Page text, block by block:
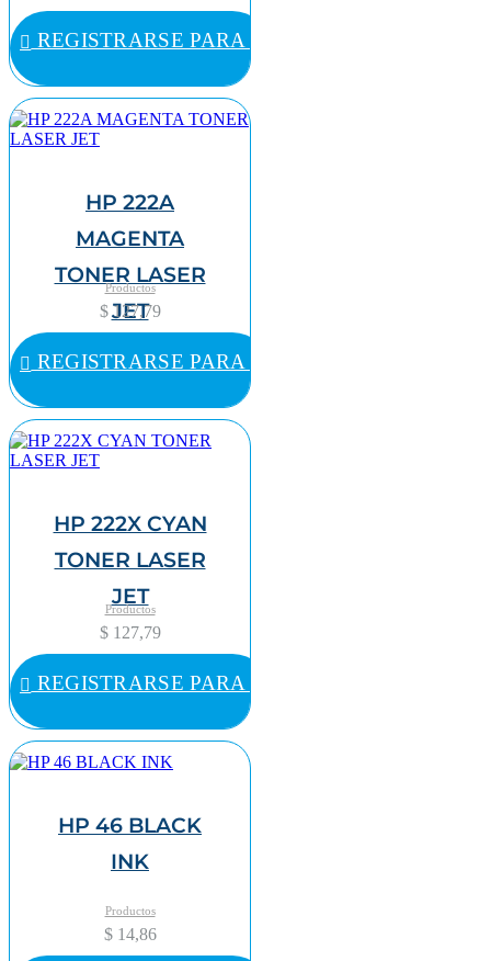
REGISTRARSE PARA COMPRAR
HP 222A
MAGENTA
TONER LASER
JET
Productos
$ 127,79
REGISTRARSE PARA COMPRAR
HP 222X CYAN
TONER LASER
JET
Productos
$ 127,79
REGISTRARSE PARA COMPRAR
HP 46 BLACK
INK
Productos
$ 14,86